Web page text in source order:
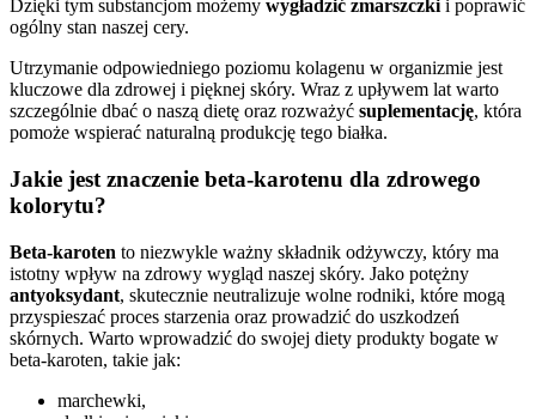
Dzięki tym substancjom możemy wygładzić zmarszczki i poprawić
ogólny stan naszej cery.
Utrzymanie odpowiedniego poziomu kolagenu w organizmie jest
kluczowe dla zdrowej i pięknej skóry. Wraz z upływem lat warto
szczególnie dbać o naszą dietę oraz rozważyć suplementację, która
pomoże wspierać naturalną produkcję tego białka.
Jakie jest znaczenie beta-karotenu dla zdrowego
kolorytu?
Beta-karoten to niezwykle ważny składnik odżywczy, który ma
istotny wpływ na zdrowy wygląd naszej skóry. Jako potężny
antyoksydant, skutecznie neutralizuje wolne rodniki, które mogą
przyspieszać proces starzenia oraz prowadzić do uszkodzeń
skórnych. Warto wprowadzić do swojej diety produkty bogate w
beta-karoten, takie jak:
marchewki,